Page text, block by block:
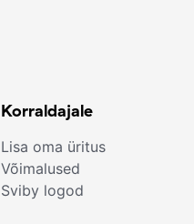
Korraldajale
Lisa oma üritus
Võimalused
Sviby logod